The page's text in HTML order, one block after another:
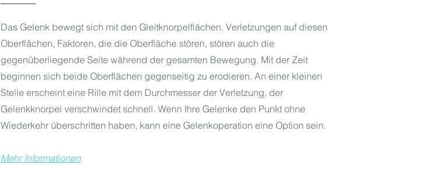
Das Gelenk bewegt sich mit den Gleitknorpelflächen. Verletzungen auf diesen
Oberflächen, Faktoren, die die Oberfläche stören, stören auch die
gegenüberliegende Seite während der gesamten Bewegung. Mit der Zeit
beginnen sich beide Oberflächen gegenseitig zu erodieren. An einer kleinen
Stelle erscheint eine Rille mit dem Durchmesser der Verletzung, der
Gelenkknorpel verschwindet schnell. Wenn Ihre Gelenke den Punkt ohne
Wiederkehr überschritten haben, kann eine Gelenkoperation eine Option sein.
Mehr Informationen